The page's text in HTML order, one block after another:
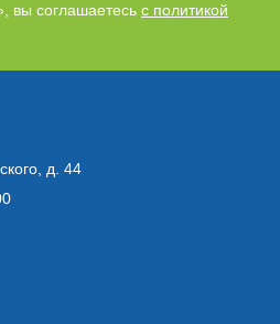
вы соглашаетесь с политикой
д. 44